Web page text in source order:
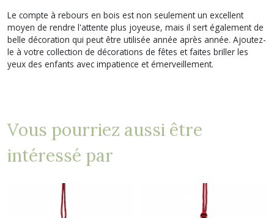
Le compte à rebours en bois est non seulement un excellent
moyen de rendre l'attente plus joyeuse, mais il sert également de
belle décoration qui peut être utilisée année après année. Ajoutez-
le à votre collection de décorations de fêtes et faites briller les
yeux des enfants avec impatience et émerveillement.
Vous pourriez aussi être
intéressé par